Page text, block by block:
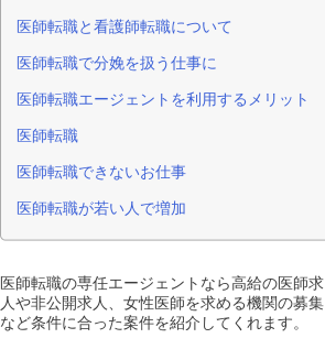
医師転職と看護師転職について
医師転職で分娩を扱う仕事に
医師転職エージェントを利用するメリット
医師転職
医師転職できないお仕事
医師転職が若い人で増加
医師転職の専任エージェントなら高給の医師求
人や非公開求人、女性医師を求める機関の募集
など条件に合った案件を紹介してくれます。